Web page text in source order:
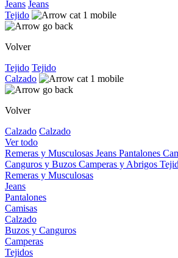
Jeans Jeans
Tejido
Volver
Tejido Tejido
Calzado
Volver
Calzado Calzado
Ver todo
Remeras y Musculosas Jeans Pantalones
Canguros y Buzos Camperas y Abrigos
Remeras y Musculosas
Jeans
Pantalones
Camisas
Calzado
Buzos y Canguros
Camperas
Tejidos